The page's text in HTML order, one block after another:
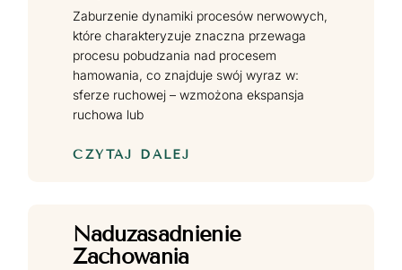
Zaburzenie dynamiki procesów nerwowych,
które charakteryzuje znaczna przewaga
procesu pobudzania nad procesem
hamowania, co znajduje swój wyraz w:
sferze ruchowej – wzmożona ekspansja
ruchowa lub
CZYTAJ DALEJ
Naduzasadnienie
Zachowania